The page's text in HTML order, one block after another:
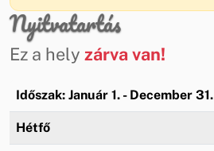
Nyitvatartás
Ez a hely zárva van!
Időszak: Január 1. - December 31.
Hétfő